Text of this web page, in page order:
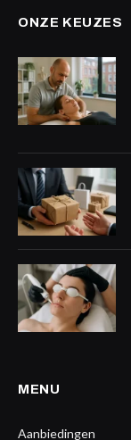
ONZE KEUZES
MENU
Aanbiedingen